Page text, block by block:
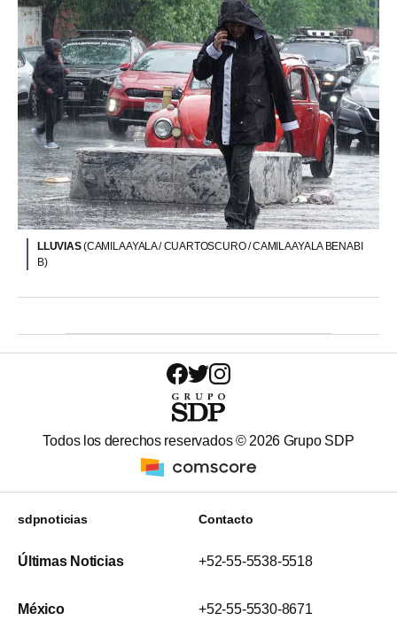
LLUVIAS(CAMILA AYALA / CUARTOSCURO / CAMILA AYALA BENABI
B)
Todos los derechos reservados © 2026 Grupo SDP
sdpnoticias
Últimas Noticias
México
Contacto
+52-55-5538-5518
+52-55-5530-8671